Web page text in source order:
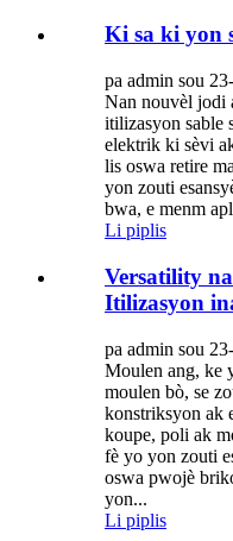
Ki sa ki yon
pa admin sou
Nan nouvèl jodi
itilizasyon sable
elektrik ki sèvi
lis oswa retire
yon zouti
bwa, e menm
Li piplis
Versatility
Itilizasyon
pa admin sou
Moulen ang, ke
moulen bò, se
konstriksyon ak
koupe, poli ak
fè yo yon zouti
oswa pwojè
yon...
Li piplis